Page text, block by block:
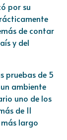
por su
de contar
y del
pruebas de 5
ambiente
uno de los
de 11
largo